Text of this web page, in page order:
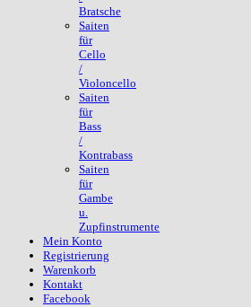
Bratsche
Saiten
für
Cello
/
Violoncello
Saiten
für
Bass
/
Kontrabass
Saiten
für
Gambe
u.
Zupfinstrumente
Mein Konto
Registrierung
Warenkorb
Kontakt
Facebook